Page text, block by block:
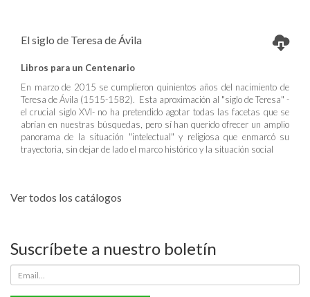
El siglo de Teresa de Ávila
Libros para un Centenario
En marzo de 2015 se cumplieron quinientos años del nacimiento de
Teresa de Ávila (1515-1582). Esta aproximación al "siglo de Teresa" -
el crucial siglo XVI- no ha pretendido agotar todas las facetas que se
abrían en nuestras búsquedas, pero sí han querido ofrecer un amplio
panorama de la situación "intelectual" y religiosa que enmarcó su
trayectoria, sin dejar de lado el marco histórico y la situación social
Ver todos los catálogos
Suscríbete a nuestro boletín